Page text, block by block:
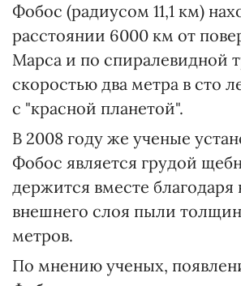
Фобос (радиусом 11,1 км)
расстоянии 6000 км от
Марса и по спиралевидной
скоростью два метра в сто
с "красной планетой".
В 2008 году же ученые
Фобос является грудой
держится вместе
внешнего слоя пыли
метров.
По мнению ученых,